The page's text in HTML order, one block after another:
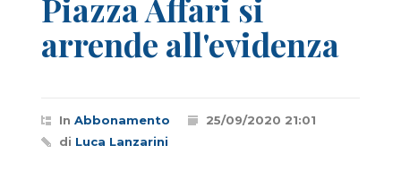
Piazza Affari si
arrende all'evidenza
In Abbonamento
25/09/2020 21:01
di Luca Lanzarini